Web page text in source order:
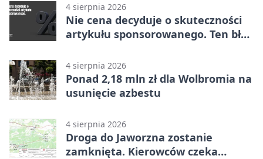
4 sierpnia 2026
Nie cena decyduje o skuteczności
artykułu sponsorowanego. Ten błąd
4 sierpnia 2026
Ponad 2,18 mln zł dla Wolbromia na
usunięcie azbestu
4 sierpnia 2026
Droga do Jaworzna zostanie
zamknięta. Kierowców czeka